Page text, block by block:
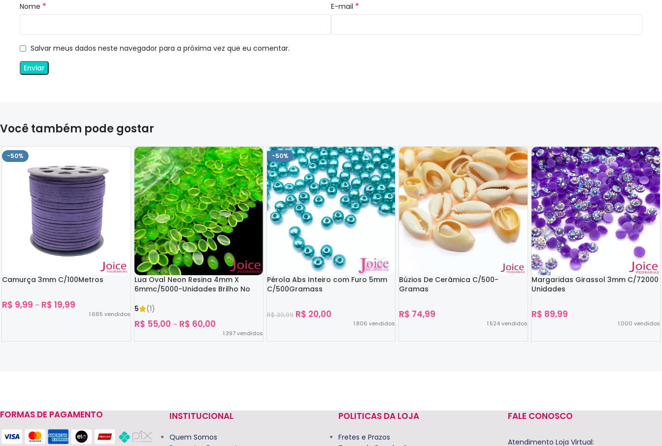
Nome * E-mail *
Salvar meus dados neste navegador para a próxima vez que eu comentar.
Você também pode gostar
-50%
Camurça 3mm C/100Metros
R$ 9,99 – R$ 19,99
1.665 vendidos
Lua Oval Neon Resina 4mm X
6mmc/5000-Unidades Brilho No
5
(1)
R$ 55,00 – R$ 60,00
1.397vendidos
-50%
Pérola Abs Inteiro com Furo 5mm
C/500Gramass
R$39,99 R$ 20,00
1.806 vendidos
Búzios De Cerâmica C/500-
Gramas
R$ 74,99
1.524vendidos
Margaridas Girassol 3mm C/72000
Unidades
R$ 89,99
1.000 vendidos
Read more
FORMAS DE PAGAMENTO INSTITUCIONAL
Quem Somos
POLITICAS DA LOJA
Fretes e Prazos
FALE CONOSCO
Atendimento Loja Virtual: